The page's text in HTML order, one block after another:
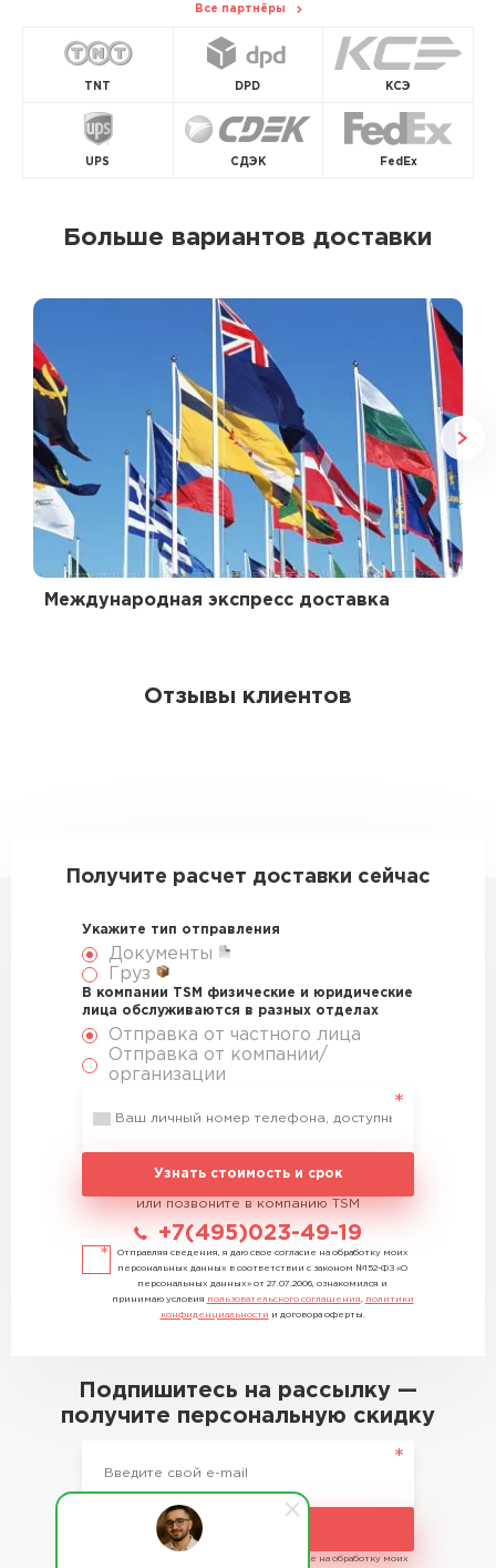
Все партнёры
TNT DPD КСЭ
UPS СДЭК FedEx
Больше вариантов доставки
Международная экспресс доставка
Отзывы клиентов
Получите расчет доставки сейчас
Укажите тип отправления
Документы
Груз
В компании TSM физические и юридические
лица обслуживаются в разных отделах
Отправка от частного лица
Отправка от компании/
организации
Узнать стоимость и срок
или позвоните в компанию TSM
+7(495)023-49-19
Отправляя сведения, я даю свое согласие на обработку моих
персональных данных в соответствии с законом №152-ФЗ «О
персональных данных» от 27.07.2006, ознакомился и
принимаю условия пользовательского соглашения
политики
конфиденциальности и договора оферты.
Подпишитесь на рассылку —
получите персональную скидку
Подписаться
Отправляя сведения, я даю свое согласие на обработку моих